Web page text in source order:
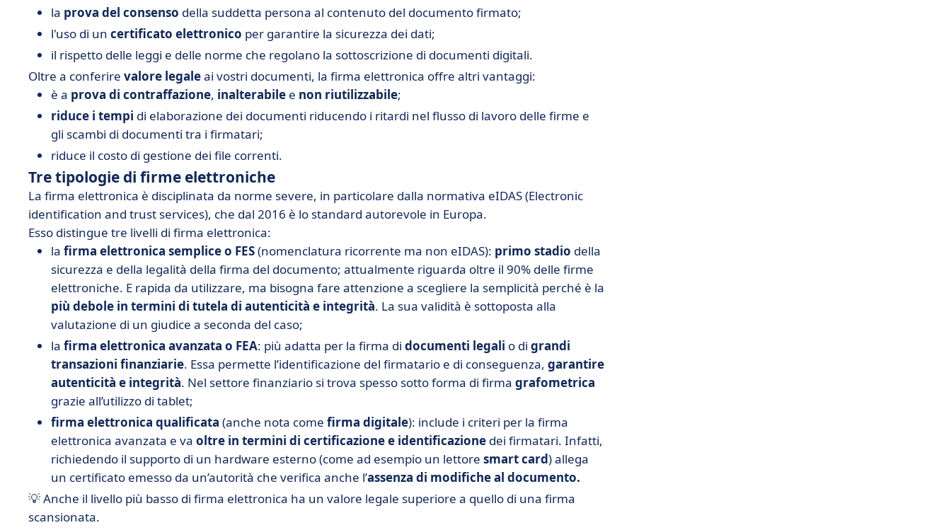
la prova del consenso della suddetta persona al contenuto del documento firmato;
l'uso di un certificato elettronico per garantire la sicurezza dei dati;
il rispetto delle leggi e delle norme che regolano la sottoscrizione di documenti digitali.
Oltre a conferire valore legaleai vostri documenti, la firma elettronica offre altri vantaggi:
è a prova di contraffazione, inalterabile e non riutilizzabile;
riduce i tempi di elaborazione dei documenti riducendo i ritardi nel flusso di lavoro delle firme e
gli scambi di documenti tra i firmatari;
riduce il costo di gestione dei file correnti.
Tre tipologie di firme elettroniche
La firma elettronica è disciplinata da norme severe, in particolare dalla normativa eIDAS (Electronic
identification and trust services), che dal 2016 è lo standard autorevole in Europa.
Esso distingue tre livelli di firma elettronica:
la firma elettronica semplice o FES(nomenclatura ricorrente ma non eIDAS): primo stadio della
sicurezza e della legalità della firma del documento; attualmente riguarda oltre il 90% delle firme
elettroniche. E rapida da utilizzare, ma bisogna fare attenzione a scegliere la semplicità perché è la
più debole in termini di tutela di autenticità e integrità. La sua validità è sottoposta alla
valutazione di un giudice a seconda del caso;
la firma elettronica avanzata o FEA: più adatta per la firma di documenti legali o di grandi
transazioni finanziarie. Essa permette l’identificazione del firmatario e di conseguenza, garantire
autenticità e integrità. Nel settore finanziario si trova spesso sotto forma di firma grafometrica
grazie all’utilizzo di tablet;
firma elettronica qualificata (anche nota come firma digitale): include i criteri per la firma
elettronica avanzata e va oltre in termini di certificazione e identificazione dei firmatari. Infatti,
richiedendo il supporto di un hardware esterno (come ad esempio un lettore smart card) allega
un certificato emesso da un’autorità che verifica anche l’assenza di modifiche al documento.
💡 Anche il livello più basso di firma elettronica ha un valore legale superiore a quello di una firma
scansionata.